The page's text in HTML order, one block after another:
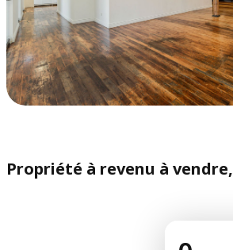
Propriété à revenu à vendre,